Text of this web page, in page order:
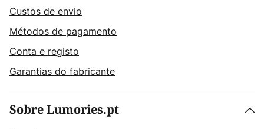
Custos de envio
Métodos de pagamento
Conta e registo
Garantias do fabricante
Sobre Lumories.pt